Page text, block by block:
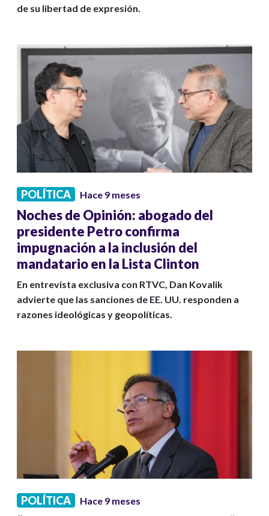
de su libertad de expresión.
POLÍTICA Hace 9 meses
Noches de Opinión: abogado del
presidente Petro confirma
impugnación a la inclusión del
mandatario en la Lista Clinton
En entrevista exclusiva con RTVC, Dan Kovalik
advierte que las sanciones de EE. UU. responden a
razones ideológicas y geopolíticas.
POLÍTICA Hace 9 meses